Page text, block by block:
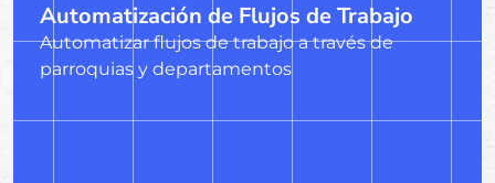
Automatización de Flujos de Trabajo
Automatizar flujos de trabajo a través de
parroquias y departamentos